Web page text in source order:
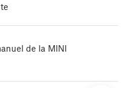
de la MINI